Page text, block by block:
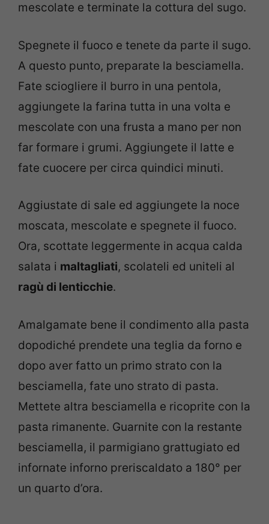
mescolate e terminate la cottura del sugo.
Spegnete il fuoco e tenete da parte il sugo.
A questo punto, preparate la besciamella.
Fate sciogliere il burro in una pentola,
aggiungete la farina tutta in una volta e
mescolate con una frusta a mano per non
far formare i grumi. Aggiungete il latte e
fate cuocere per circa quindici minuti.
Aggiustate di sale ed aggiungete la noce
moscata, mescolate e spegnete il fuoco.
Ora, scottate leggermente in acqua calda
salata i maltagliati, scolateli ed uniteli al
ragù di lenticchie.
Amalgamate bene il condimento alla pasta
dopodiché prendete una teglia da forno e
dopo aver fatto un primo strato con la
besciamella, fate uno strato di pasta.
Mettete altra besciamella e ricoprite con la
pasta rimanente. Guarnite con la restante
besciamella, il parmigiano grattugiato ed
infornate inforno preriscaldato a 180° per
un quarto d’ora.